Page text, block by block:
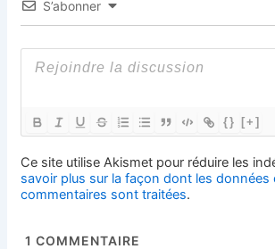
S’abonner
{} [+]
Ce site utilise Akismet pour réduire les
savoir plus sur la façon dont les données
commentaires sont traitées.
1 COMMENTAIRE